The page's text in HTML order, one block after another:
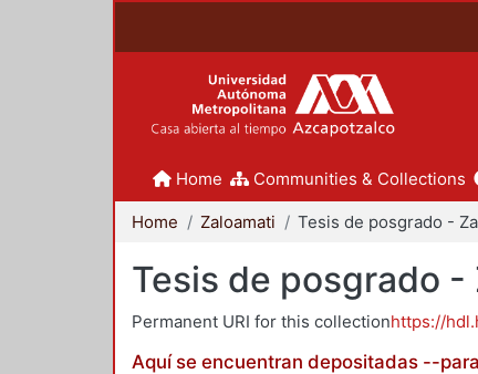
Home Communities & Collections
Home Zaloamati
Tesis de posgrado -
Permanent URI for this collectionhttps://
Aquí se encuentran depositadas --